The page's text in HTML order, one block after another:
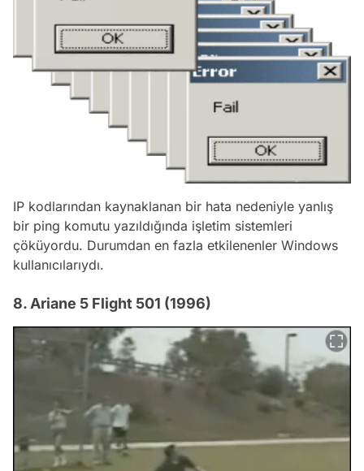
IP kodlarından kaynaklanan bir hata nedeniyle yanlış
bir ping komutu yazıldığında işletim sistemleri
çöküyordu. Durumdan en fazla etkilenenler Windows
kullanıcılarıydı.
8. Ariane 5 Flight 501 (1996)